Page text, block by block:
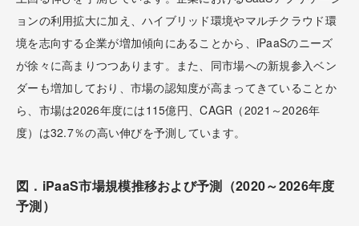
ョンの利用拡大に加え、ハイブリッド環境やマルチクラウド環
境を志向する企業が増加傾向にあることから、iPaaSのニーズ
が徐々に高まりつつあります。また、同市場への新規参入ベン
ダーも増加しており、市場の認知度が高まってきていることか
ら、市場は2026年度には115億円、CAGR（2021～2026年
度）は32.7％の高い伸びを予測しています。
図．iPaaS市場規模推移および予測（2020～2026年度
予測）